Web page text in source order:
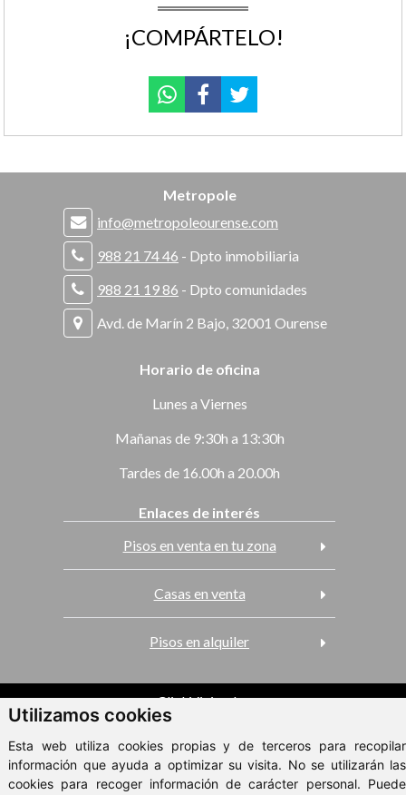
Utilizamos cookies
Esta web utiliza cookies propias y de terceros para recopilar
información que ayuda a optimizar su visita. No se utilizarán las
cookies para recoger información de carácter personal. Puede
¡COMPÁRTELO!
Metropole
info@metropoleourense.com
988 21 74 46 - Dpto inmobiliaria
988 21 19 86 - Dpto comunidades
Avd. de Marín 2 Bajo, 32001 Ourense
Horario de oficina
Lunes a Viernes
Mañanas de 9:30h a 13:30h
Tardes de 16.00h a 20.00h
Enlaces de interés
Pisos en venta en tu zona
Casas en venta
Pisos en alquiler
ClickViviendas
© 2026 - Metropole
Aviso Legal